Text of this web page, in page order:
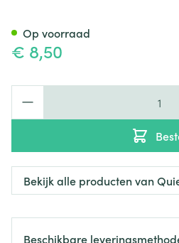
€ 8,50
Op voorraad
Bekijk alle producten van
Beschikbare